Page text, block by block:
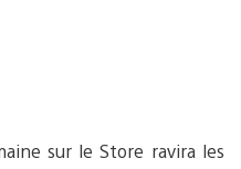
sur le Store ravira les